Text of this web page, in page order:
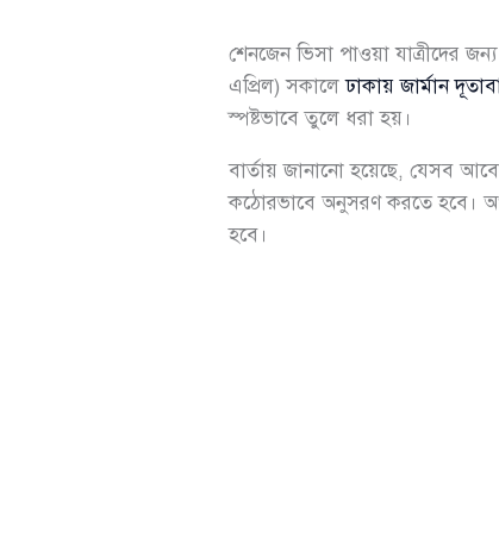
শেনজেন ভিসা পাওয়া যাত্রীদের
এপ্রিল) সকালেঢাকায় জার্মান
স্পষ্টভাবে তুলে ধরা হয়।
বার্তায় জানানো হয়েছে, যেসব
কঠোরভাবে অনুসরণ করতে হবে।
হবে।